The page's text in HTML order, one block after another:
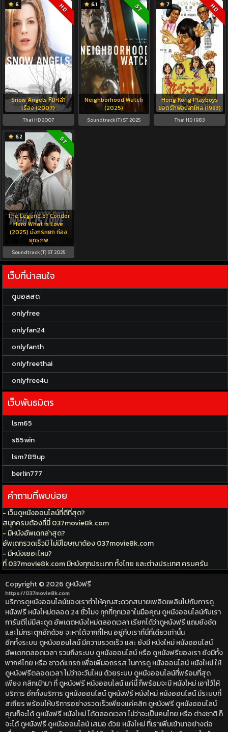
Snow Angels หิมะเล่า
เรื่อง (2007)
6 HD
Thai HD 2007
Neighborhood Watch
(2025)
6.1 ST
Soundtrack(T) ST 2025
Hong Kong Playboys
ยอดรักพ่อปลาไหล (1983)
7 HD
Thai HD 1983
The Legend of Condor
Hero What is Love
(2025) มังกรหยก ท่อง
ยุทธภพ
6.2 ST
Soundtrack(T) ST 2025
เว็บที่น่าสนใจ
ดูบอลสด
onlyfree
onlyfan24
onlyfanth
onlyfreethai
onlyfree4u
เว็บพันธมิตร
lsm65
s65win
lsm789up
berlin777
คำถามที่พบบ่อย
- เว็บดูหนังออนไลน์ที่ดีที่สุด?
สนุกครบต้องที่นี่ 037movie8k.com
- มีหนังอัพเดทล่าสุด?
อัพเดทรวดเร็วมี ไม่มีโฆษณาต้อง 037movie8k.com
- มีหนังเยอะไหม?
ที่ 037movie8k.com มีหนังทุกประเภท ทั้งไทย และต่างประเทศ ครบครัน
Copyright © 2026 ดูหนังฟรี
https://037movie8k.com
บริการดูหนังออนไลน์ของเราทำให้คุณสะดวกสบายเพลิดเพลินไปกับการดู
หนังฟรี หนังใหม่ตลอด 24 ชั่วโมง ทุกที่ทุกเวลาในมือคุณ ดูหนังออนไลน์กับเรา
การันตีไม่มีสะดุด อัพเดตหนังใหม่ตลอดเวลา เรียกได้ว่าดูหนังฟรี แถมยังชัด
และไม่กระตุกอีกด้วย จะหาได้จากที่ไหน อยู่กับเราที่นี่ที่เดียวเท่านั้น
อีกทั้งระบบ ดูหนังออนไลน์ มีความรวดเร็ว และ ยังมี หนังใหม่ หนังออนไลน์
อัพเดทตลอดเวลา รวมถึงระบบ ดูหนังออนไลน์ หรือ ดูหนังฟรีของเรา ยังมีทั้ง
พากค์ไทย หรือ ซาวด์แทรก เพื่อเพิ่มอถรรส ในการดู หนังออนไลน์ หนังใหม่ ให้
ดูหนังฟรีตลอดเวลา ไม่ว่าจะวันไหน ด้วยระบบ ดูหนังออนไลน์ที่พร้อมที่สุด
เพียง คลิกเข้ามา ที่ ดูหนังฟรี หนังออนไลน์ แค่นี้ ก็พร้อมจะมี หนังใหม่ เอาไว้ให้
บริการ อีกทั้งบริการ ดูหนังออนไลน์ ดูหนังฟรี หนังใหม่ หนังออนไลน์ มีระบบที่
สเถียร พร้อมให้บริการอย่างรวดเร็วเพียงแค่คลิก ดูหนังฟรี ดูหนังออนไลน์
คุณก็จะได้ ดูหนังฟรี หนังใหม่ ได้ตลอดเวลา ไม่ว่าจะเป็นคนไทย หรือ ต่างชาติ ก็
จะได้ ดูหนังฟรี ดูหนังออนไลน์ เสมอ ด้วย หนังใหม่ ที่เราเพิ่มเข้ามาอย่างต่อ